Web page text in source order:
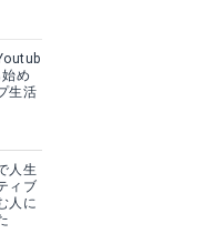
め
生活
人生
ィブ
人に